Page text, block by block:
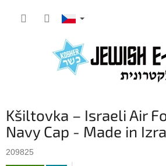
Kšiltovka – Israeli Air
Navy Cap - Made in
209825